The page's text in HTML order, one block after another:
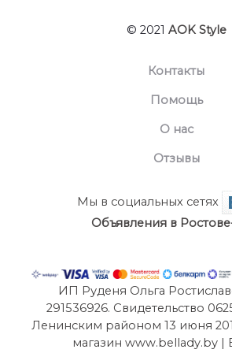
© 2021 AOK Style
Контакты
Помощь
О нас
Отзывы
Мы в социальных сетях
Объявления в
ИП Руденя Ольга
291536926. Свидетельство
Ленинским районом 13 июня
магазин www.bellady.by |